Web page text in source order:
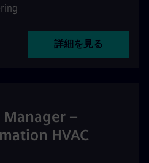
詳細を見る
–
HVAC